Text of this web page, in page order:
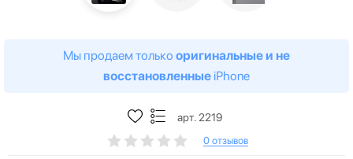
Мы продаем только оригинальные и не
восстановленные iPhone
арт. 2219
0 отзывов